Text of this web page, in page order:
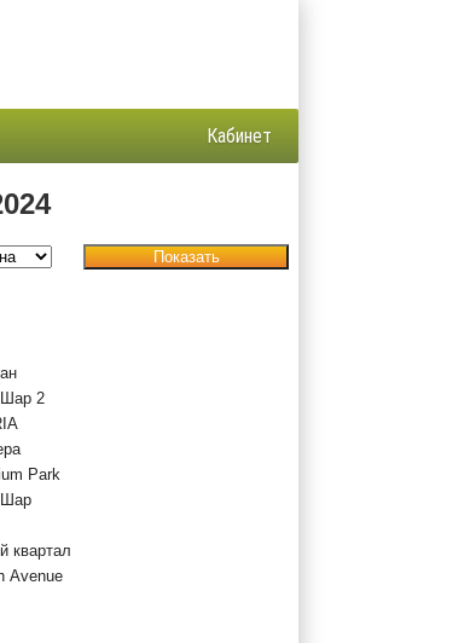
Кабинет
Показать
2
Park
квартал
Avenue